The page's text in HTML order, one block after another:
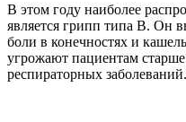
В этом году наиболее
является грипп типа B. Он
боли в конечностях и
угрожают пациентам
респираторных заболеваний.